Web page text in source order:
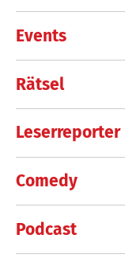
Events
Rätsel
Leserreporter
Comedy
Podcast